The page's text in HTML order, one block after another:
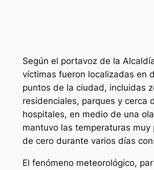
Según el portavoz de la
víctimas fueron localizadas en
puntos de la ciudad, incluidas
residenciales, parques y cerca
hospitales, en medio de una
mantuvo las temperaturas muy
de cero durante varios días
El fenómeno meteorológico,